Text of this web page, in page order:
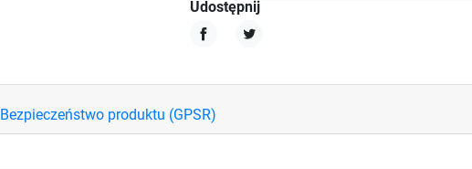
Udostępnij
Bezpieczeństwo produktu (GPSR)